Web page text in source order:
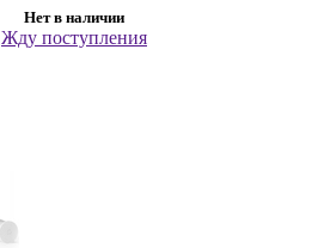
Нет в наличии
Жду поступления